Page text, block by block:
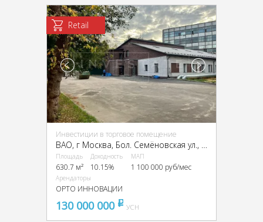
Retail
Инвестиции в торговое помещение
ВАО, г Москва, Бол. Семёновская ул., 55А
Площадь
630.7 м²
Доходность
10.15%
МАП
1 100 000 руб/мес
Арендаторы
ОРТО ИННОВАЦИИ
130 000 000 pуб
УСН